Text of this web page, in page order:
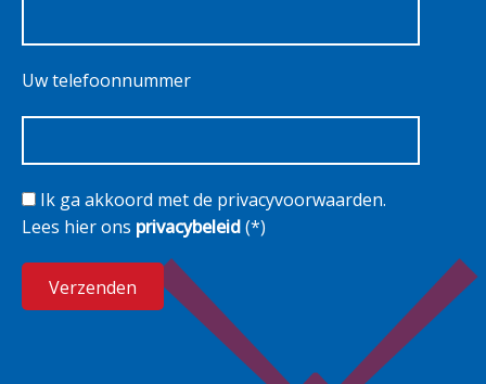
Uw telefoonnummer
Ik ga akkoord met de privacyvoorwaarden.
Lees hier ons privacybeleid(*)